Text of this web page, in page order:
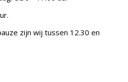
zijn wij tussen 12.30 en